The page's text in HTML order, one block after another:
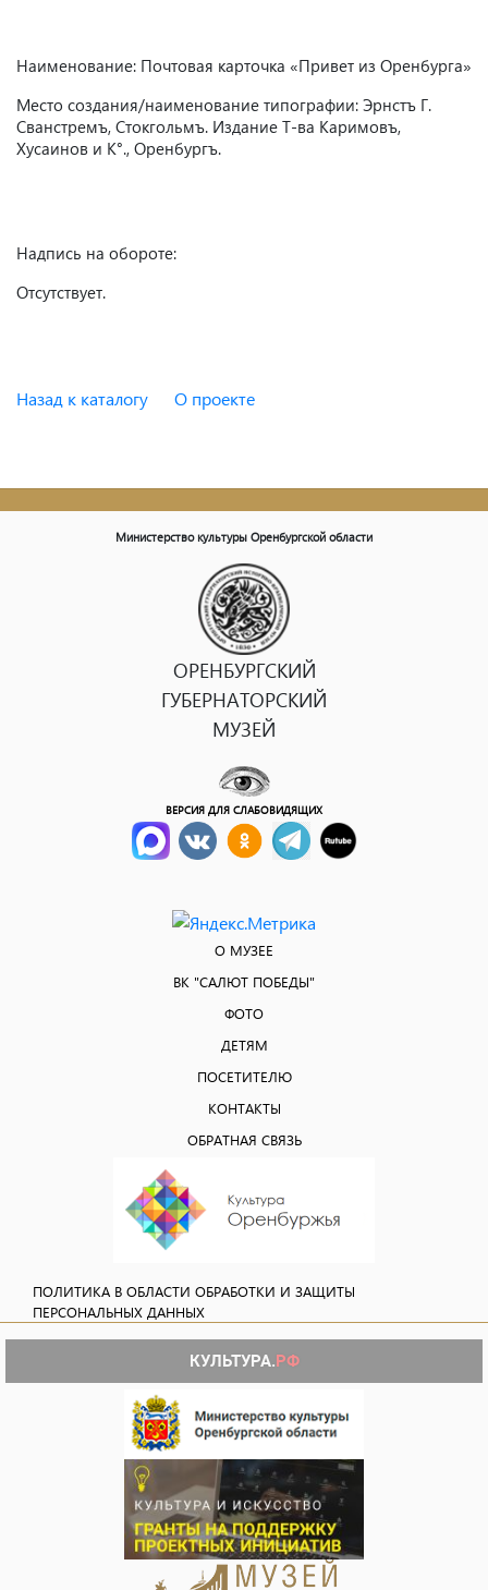
Наименование: Почтовая карточка «Привет из Оренбурга»
Место создания/наименование типографии: Эрнстъ Г.
Сванстремъ, Стокгольмъ. Издание Т-ва Каримовъ,
Хусаинов и К°., Оренбургъ.
Надпись на обороте:
Отсутствует.
Назад к каталогу О проекте
Министерство культуры Оренбургской области
ОРЕНБУРГСКИЙ
ГУБЕРНАТОРСКИЙ
МУЗЕЙ
ВЕРСИЯ ДЛЯ СЛАБОВИДЯЩИХ
О МУЗЕЕ
ВК "САЛЮТ ПОБЕДЫ"
ФОТО
ДЕТЯМ
ПОСЕТИТЕЛЮ
КОНТАКТЫ
ОБРАТНАЯ СВЯЗЬ
ПОЛИТИКА В ОБЛАСТИ ОБРАБОТКИ И ЗАЩИТЫ
ПЕРСОНАЛЬНЫХ ДАННЫХ